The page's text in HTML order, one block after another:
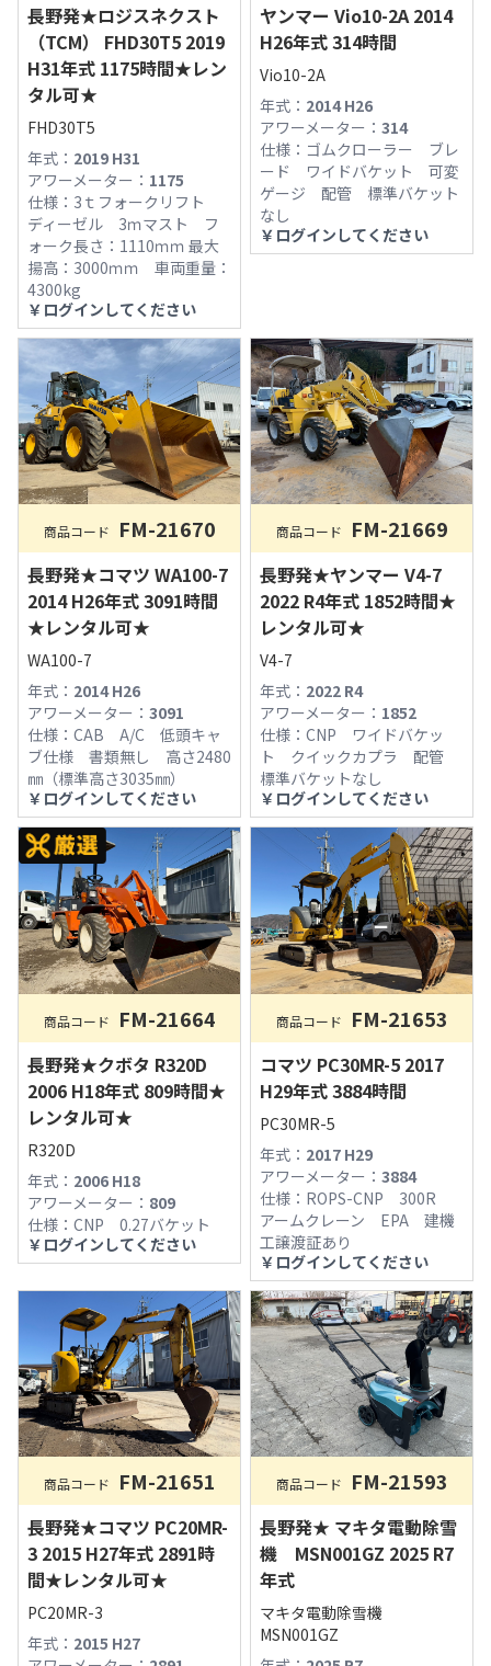
長野発★ロジスネクスト
（TCM） FHD30T5 2019
H31年式 1175時間★レン
タル可★
FHD30T5
年式： 2019 H31
アワーメーター： 1175
仕様： 3ｔフォークリフト
ディーゼル 3ｍマスト フ
ォーク長さ：1110ｍｍ 最大
揚高：3000ｍｍ 車両重量：
4300kg
￥ ログインしてください
ヤンマー Vio10-2A 2014
H26年式 314時間
Vio10-2A
年式： 2014 H26
アワーメーター： 314
仕様： ゴムクローラー ブレ
ード ワイドバケット 可変
ゲージ 配管 標準バケット
なし
￥ ログインしてください
商品コード FM-21670
長野発★コマツ WA100-7
2014 H26年式 3091時間
★レンタル可★
WA100-7
年式： 2014 H26
アワーメーター： 3091
仕様： CAB A/C 低頭キャ
ブ仕様 書類無し 高さ2480
㎜（標準高さ3035㎜）
￥ ログインしてください
商品コード FM-21669
長野発★ヤンマー V4-7
2022 R4年式 1852時間★
レンタル可★
V4-7
年式： 2022 R4
アワーメーター： 1852
仕様： CNP ワイドバケッ
ト クイックカプラ 配管
標準バケットなし
￥ ログインしてください
商品コード FM-21664
長野発★クボタ R320D
2006 H18年式 809時間★
レンタル可★
R320D
年式： 2006 H18
アワーメーター： 809
仕様： CNP 0.27バケット
￥ ログインしてください
商品コード FM-21653
コマツ PC30MR-5 2017
H29年式 3884時間
PC30MR-5
年式： 2017 H29
アワーメーター： 3884
仕様： ROPS-CNP 300R
アームクレーン EPA 建機
工譲渡証あり
￥ ログインしてください
商品コード FM-21651
長野発★コマツ PC20MR-
3 2015 H27年式 2891時
間★レンタル可★
PC20MR-3
年式： 2015 H27
商品コード FM-21593
長野発★ マキタ電動除雪
機 MSN001GZ 2025 R7
年式
マキタ電動除雪機
MSN001GZ